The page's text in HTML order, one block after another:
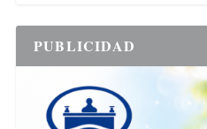
PUBLICIDAD